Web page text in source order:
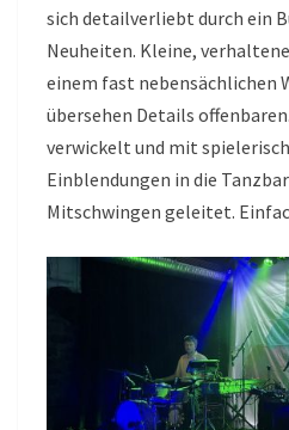
sich detailverliebt durch ein
Neuheiten. Kleine,
einem fast nebensächlichen
übersehen Details
verwickelt und mit
Einblendungen in die
Mitschwingen geleitet.